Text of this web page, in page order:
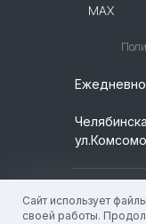
MAX
© 2026
Сайт использует
своей работы.